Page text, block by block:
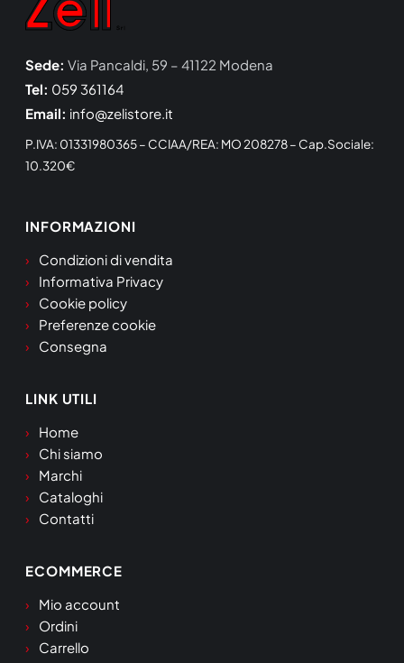
Sede: Via Pancaldi, 59 – 41122 Modena
Tel: 059 361164
Email: info@zelistore.it
P.IVA: 01331980365 – CCIAA/REA: MO 208278 – Cap.Sociale:
10.320€
INFORMAZIONI
Condizioni di vendita
Informativa Privacy
Cookie policy
Preferenze cookie
Consegna
LINK UTILI
Home
Chi siamo
Marchi
Cataloghi
Contatti
ECOMMERCE
Mio account
Ordini
Carrello